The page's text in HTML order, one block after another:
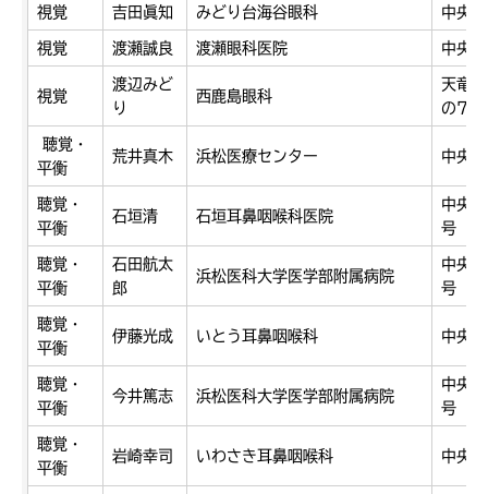
視覚 吉田眞知 みどり台海谷眼科 中央
視覚 渡瀬誠良 渡瀬眼科医院 中央
視覚
渡辺みど
り
西鹿島眼科
天竜
の7
聴覚・
平衡
荒井真木 浜松医療センター 中央
聴覚・
平衡
石垣清 石垣耳鼻咽喉科医院
中央
号
聴覚・
平衡
石田航太
郎
浜松医科大学医学部附属病院
中央
号
聴覚・
平衡
伊藤光成 いとう耳鼻咽喉科 中央
聴覚・
平衡
今井篤志 浜松医科大学医学部附属病院
中央
号
聴覚・
平衡
岩崎幸司 いわさき耳鼻咽喉科 中央